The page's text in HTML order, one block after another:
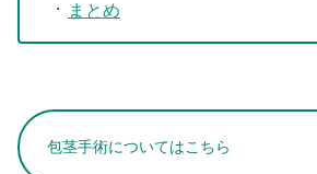
まとめ
包茎手術についてはこちら